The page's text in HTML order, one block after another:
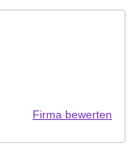
Firma bewerten